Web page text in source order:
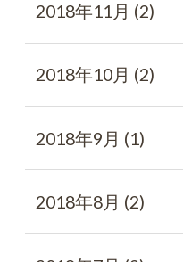
2018年11月 (2)
2018年10月 (2)
2018年9月 (1)
2018年8月 (2)